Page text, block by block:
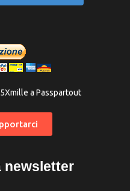
a Passpartout
newsletter